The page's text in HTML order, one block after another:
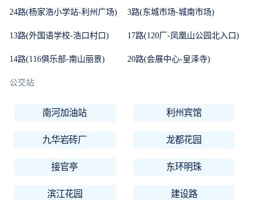
24路(杨家浩小学站-利州广场) 3路(东城市场-城南市场)
13路(外国语学校-浩口村口) 17路(120厂-凤凰山公园北入口)
14路(116俱乐部-南山丽景) 20路(会展中心-皇泽寺)
公交站
南河加油站 利州宾馆
九华岩砖厂 龙都花园
接官亭 东环明珠
滨江花园 建设路